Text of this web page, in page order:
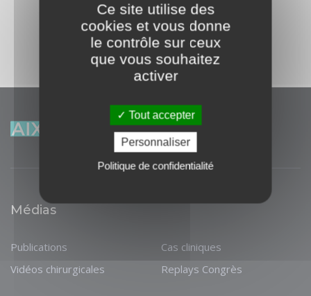
Médias
Publications
Vidéos chirurgicales
Cas cliniques
Replays Congrès
Ce site utilise des
cookies et vous donne
le contrôle sur ceux
que vous souhaitez
activer
Tout accepter
Personnaliser
Politique de confidentialité